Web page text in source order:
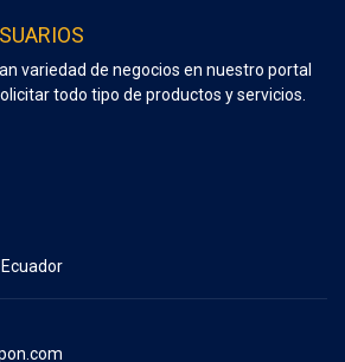
variedad de negocios en nuestro portal
todo tipo de productos y servicios.